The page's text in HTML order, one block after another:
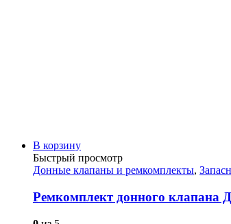
В корзину
Быстрый просмотр
Донные клапаны и ремкомплекты,
Ремкомплект донного клапана